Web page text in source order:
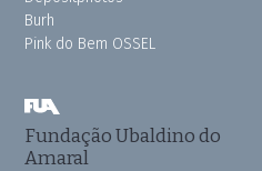
Burh
Pink do Bem OSSEL
Fundação Ubaldino do
Amaral